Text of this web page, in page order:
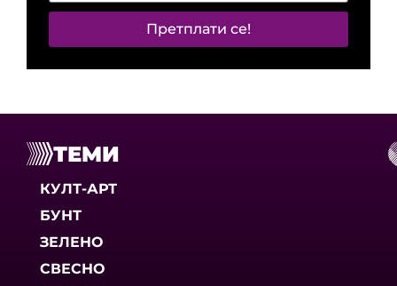
Претплати се!
ТЕМИ
КУЛТ-АРТ
БУНТ
ЗЕЛЕНО
СВЕСНО